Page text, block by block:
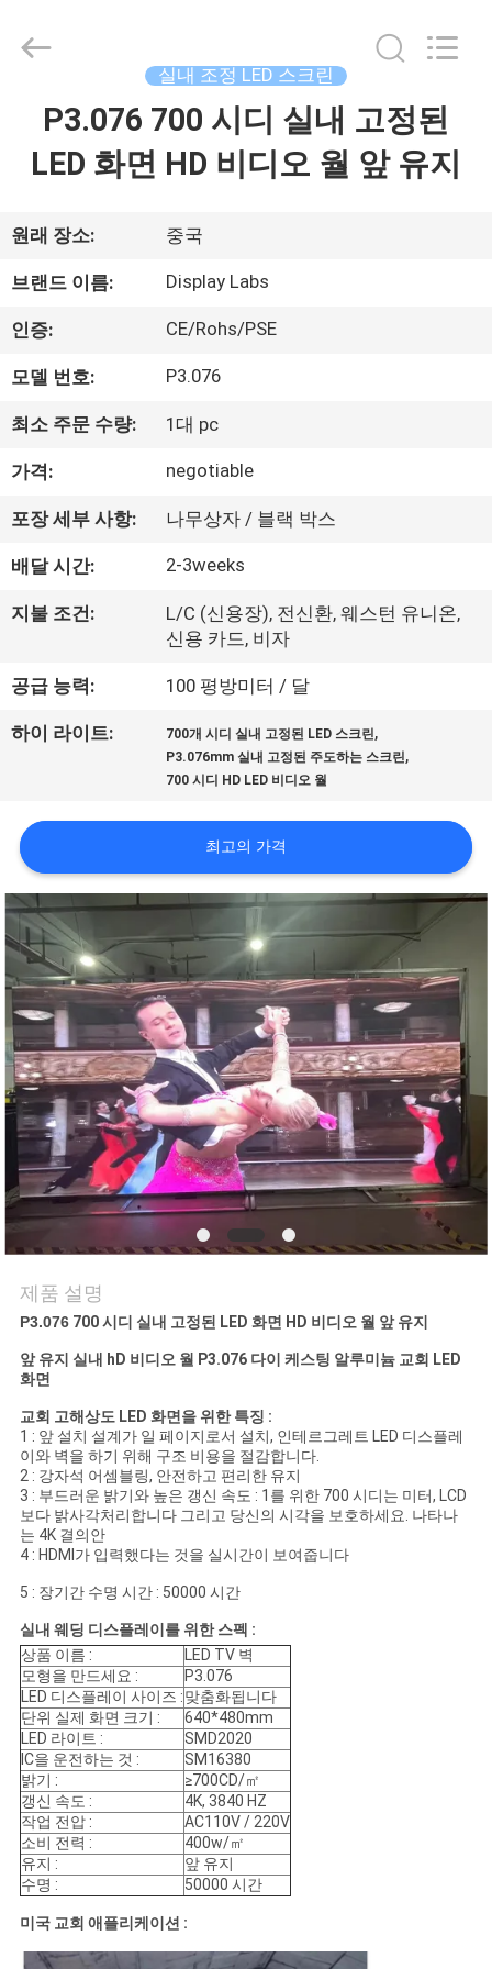
품
VR
우
리
에
대
하
공
여
행
품
질
관
리
연
락
주
세
요
뉴
스
인
용
문
을
요
구
하
세
요
사
2026
Reserved.
실내 조정 LED 스크린
P3.076 700 시디 실내 고정된
LED 화면 HD 비디오 월 앞 유지
원래 장소: 중국
브랜드 이름: Display Labs
인증: CE/Rohs/PSE
모델 번호: P3.076
최소 주문 수량: 1대 pc
가격: negotiable
포장 세부 사항: 나무상자 / 블랙 박스
배달 시간: 2-3weeks
지불 조건:
L/C (신용장), 전신환, 웨스턴 유니온,
신용 카드, 비자
공급 능력: 100 평방미터 / 달
하이 라이트: 700개 시디 실내 고정된 LED 스크린,
P3.076mm 실내 고정된 주도하는 스크린,
700 시디 HD LED 비디오 월
최고의 가격
제품 설명
P3.076700 시디 실내 고정된 LED 화면 HD 비디오 월 앞 유지
앞 유지 실내 hD 비디오 월 P3.076 다이 케스팅 알루미늄 교회 LED
화면
교회 고해상도 LED 화면을 위한 특징 :
1 : 앞 설치 설계가 일 페이지로서 설치, 인테르그레트 LED 디스플레
이와 벽을 하기 위해 구조 비용을 절감합니다.
2 : 강자석 어셈블링, 안전하고 편리한 유지
3 : 부드러운 밝기와 높은 갱신 속도 : 1를 위한 700 시디는 미터, LCD
보다 밝사각처리합니다 그리고 당신의 시각을 보호하세요. 나타나
는 4K 결의안
4 : HDMI가 입력했다는 것을 실시간이 보여줍니다
5 : 장기간 수명 시간 : 50000 시간
실내 웨딩 디스플레이를 위한 스펙 :
상품 이름 :
LED TV 벽
모형을 만드세요 :
P3.076
LED 디스플레이 사이즈 :맞춤화됩니다
단위 실제 화면 크기 :
640*480mm
LED 라이트 :
SMD2020
IC을 운전하는 것 :
SM16380
밝기 :
≥700CD/㎡
갱신 속도 :
4K, 3840 HZ
작업 전압 :
AC110V / 220V
소비 전력 :
400w/㎡
유지 :
앞 유지
수명 :
50000 시간
미국 교회 애플리케이션 :